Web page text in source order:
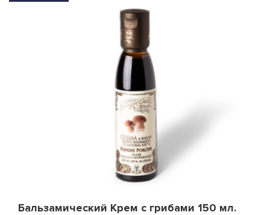
Бальзамический Крем с грибами 150 мл.